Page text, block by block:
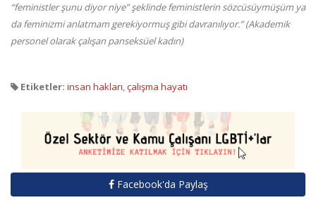
“feministler şunu diyor niye” şeklinde feministlerin sözcüsüymüşüm ya
da feminizmi anlatmam gerekiyormuş gibi davranılıyor.” (Akademik
personel olarak çalışan panseksüel kadın)
Etiketler: insan hakları,çalışma hayatı
Facebook'da Paylaş